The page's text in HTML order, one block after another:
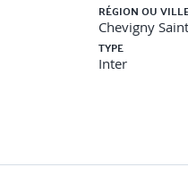
RÉGION OU
Chevigny
TYPE
Inter